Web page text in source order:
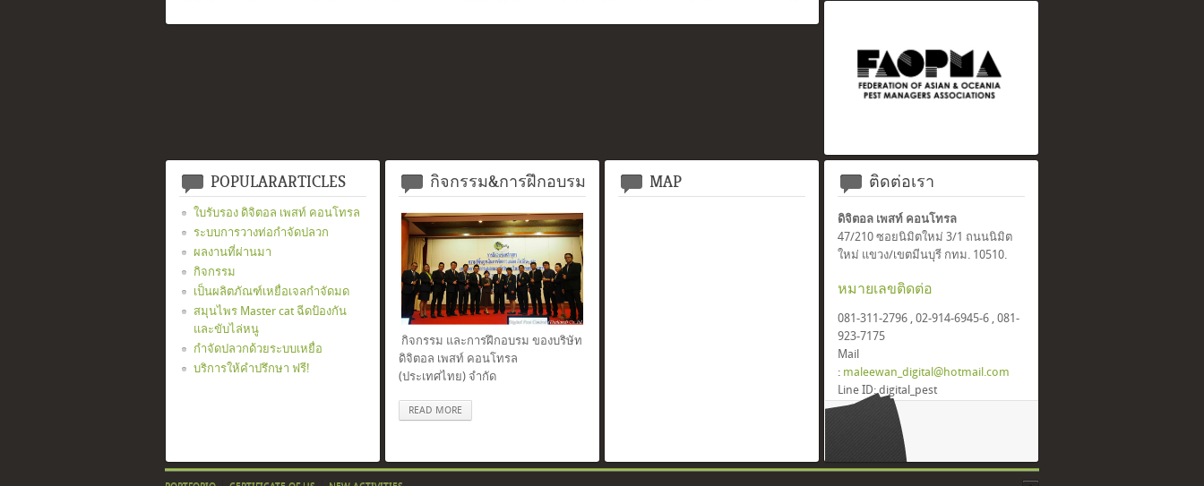
POPULARARTICLES
ใบรับรอง ดิจิตอล เพสท์ คอนโทรล
ระบบการวางท่อกำจัดปลวก
ผลงานที่ผ่านมา
กิจกรรม
เป็นผลิตภัณฑ์เหยื่อเจลกำจัดมด
สมุนไพร Master cat ฉีดป้องกัน
และขับไล่หนู
กำจัดปลวกด้วยระบบเหยื่อ
บริการให้คำปรึกษา ฟรี!
กิจกรรม&การฝึกอบรม
กิจกรรม และการฝึกอบรม ของบริษัท
ดิจิตอล เพสท์ คอนโทรล
(ประเทศไทย) จำกัด
READ MORE
MAP ติดต่อเรา
ดิจิตอล เพสท์ คอนโทรล
47/210 ซอยนิมิตใหม่ 3/1 ถนนนิมิต
ใหม่ แขวง/เขตมีนบุรี กทม. 10510.
หมายเลขติดต่อ
081-311-2796 , 02-914-6945-6 , 081-
923-7175
Mail
: maleewan_digital@hotmail.com
Line ID: digital_pest
Facebook: Digital Pest Control
(Thailand) Co.,ltd.